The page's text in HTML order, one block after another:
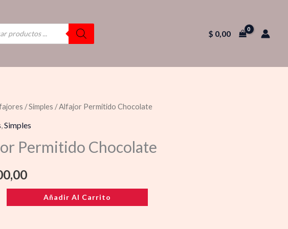
$ 0,00
/Simples / Alfajor Permitido Chocolate
Simples
Permitido Chocolate
Añadir Al Carrito